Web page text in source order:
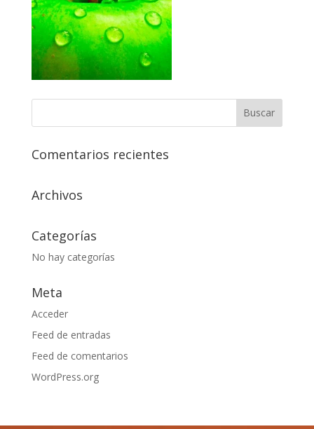
Comentarios recientes
Archivos
Categorías
No hay categorías
Meta
Acceder
Feed de entradas
Feed de comentarios
WordPress.org